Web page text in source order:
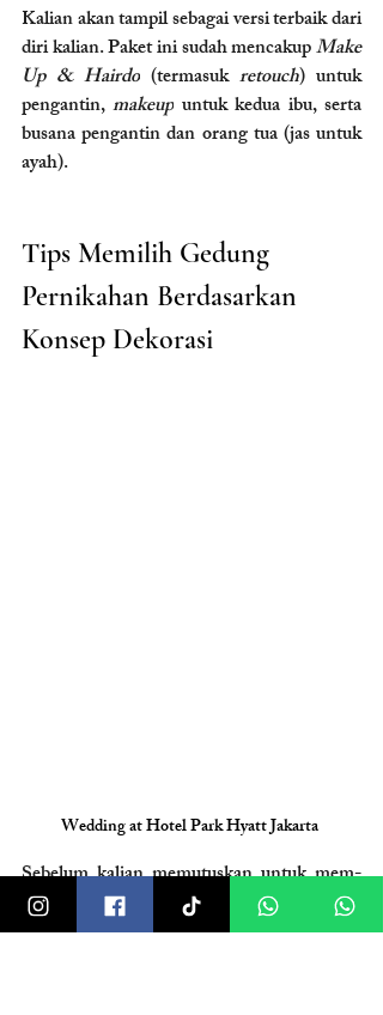
Kalian akan tampil sebagai versi terbaik dari
diri kalian. Paket ini sudah mencakup Make
Up & Hairdo (termasuk retouch) untuk
pengantin, makeup untuk kedua ibu, serta
busana pengantin dan orang tua (jas untuk
ayah).
Tips Memilih Gedung
Pernikahan Berdasarkan
Konsep Dekorasi
Wedding at Hotel Park Hyatt Jakarta
Sebelum kalian memutuskan untuk mem-
blokir tanggal di salah satu
venue di atas, ada
beberapa tips teknis dari kacamata dekorator